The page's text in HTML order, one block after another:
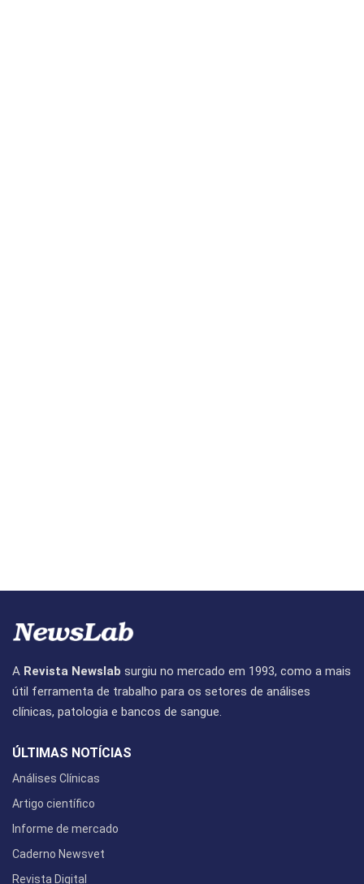
A Revista Newslab surgiu no mercado em 1993, como a mais
útil ferramenta de trabalho para os setores de análises
clínicas, patologia e bancos de sangue.
ÚLTIMAS NOTÍCIAS
Análises Clínicas
Artigo científico
Informe de mercado
Caderno Newsvet
Revista Digital